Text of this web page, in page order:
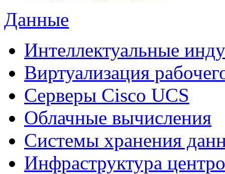
Данные
Интеллектуальные
Виртуализация
Cерверы Cisco UCS
Облачные вычисления
Системы хранения
Инфраструктура